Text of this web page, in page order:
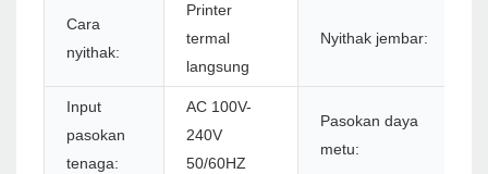
Cara
nyithak:
Printer
termal
langsung
Nyithak jembar:
Input
pasokan
tenaga:
AC 100V-
240V
50/60HZ
Pasokan daya
metu: